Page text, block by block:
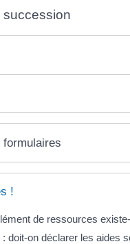
succession
!
de ressources
doit-on déclarer les aides